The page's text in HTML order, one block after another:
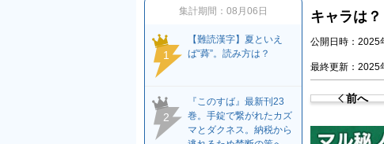
キャラは
公開日時：2025
最終更新：2025
前へ
集計期間： 08月06日
1
【難読漢字】夏といえ
ば“蕣”。読み方は？
2
『このすば』最新刊23
巻。手錠で繋がれたカズ
マとダクネス。納税から